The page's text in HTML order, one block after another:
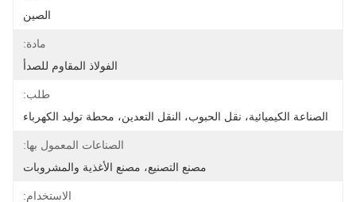
الصين
مادة:
الفولاذ المقاوم للصدأ
طلب:
الصناعة الكيميائية، نقل الحبوب، النقل التعدين، محطة توليد الكهرباء
الصناعات المعمول بها:
مصنع التصنيع، مصنع الأغذية والمشروبات
الاستخدام: